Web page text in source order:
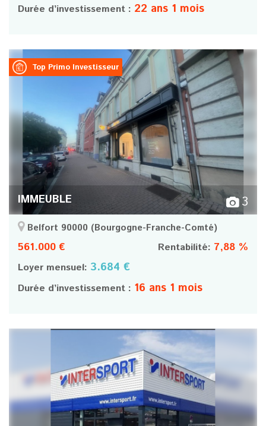
Durée d’investissement : 22 ans 1 mois
Top Primo Investisseur
IMMEUBLE 3
Belfort 90000 (Bourgogne-Franche-Comté)
561.000 € Rentabilité: 7,88 %
Loyer mensuel: 3.684 €
Durée d’investissement : 16 ans 1 mois